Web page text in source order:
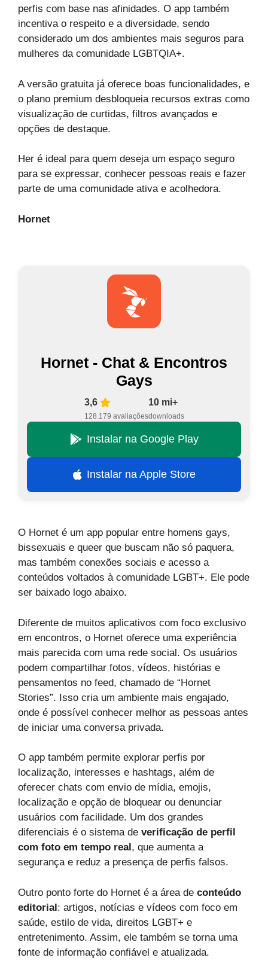
perfis com base nas afinidades. O app também
incentiva o respeito e a diversidade, sendo
considerado um dos ambientes mais seguros para
mulheres da comunidade LGBTQIA+.
A versão gratuita já oferece boas funcionalidades, e
o plano premium desbloqueia recursos extras como
visualização de curtidas, filtros avançados e
opções de destaque.
Her é ideal para quem deseja um espaço seguro
para se expressar, conhecer pessoas reais e fazer
parte de uma comunidade ativa e acolhedora.
Hornet
Hornet - Chat & Encontros
Gays
3,6
128.179 avaliações
10 mi+
downloads
Instalar na Google Play
Instalar na Apple Store
O Hornet é um app popular entre homens gays,
bissexuais e queer que buscam não só paquera,
mas também conexões sociais e acesso a
conteúdos voltados à comunidade LGBT+. Ele pode
ser baixado logo abaixo.
Diferente de muitos aplicativos com foco exclusivo
em encontros, o Hornet oferece uma experiência
mais parecida com uma rede social. Os usuários
podem compartilhar fotos, vídeos, histórias e
pensamentos no feed, chamado de “Hornet
Stories”. Isso cria um ambiente mais engajado,
onde é possível conhecer melhor as pessoas antes
de iniciar uma conversa privada.
O app também permite explorar perfis por
localização, interesses e hashtags, além de
oferecer chats com envio de mídia, emojis,
localização e opção de bloquear ou denunciar
usuários com facilidade. Um dos grandes
diferenciais é o sistema de verificação de perfil
com foto em tempo real, que aumenta a
segurança e reduz a presença de perfis falsos.
Outro ponto forte do Hornet é a área de conteúdo
editorial: artigos, notícias e vídeos com foco em
saúde, estilo de vida, direitos LGBT+ e
entretenimento. Assim, ele também se torna uma
fonte de informação confiável e atualizada.